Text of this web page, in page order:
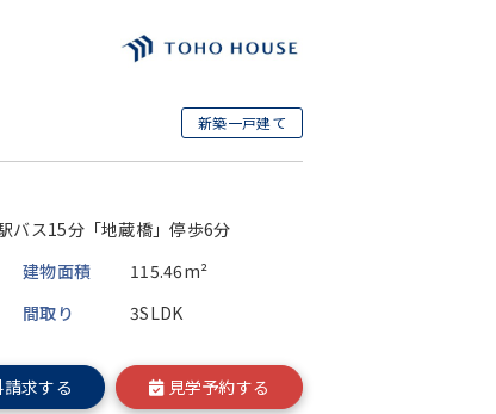
新築一戸建て
バス15分「地蔵橋」停歩6分
建物面積
115.46m²
間取り 3SLDK
求する 見学予約する